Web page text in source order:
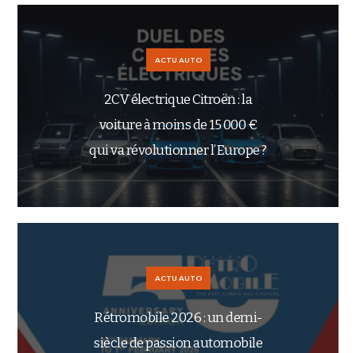
ACTU AUTO
2CV électrique Citroën : la
voiture à moins de 15 000 €
qui va révolutionner l’Europe ?
ACTU AUTO
Rétromobile 2026 : un demi-
siècle de passion automobile